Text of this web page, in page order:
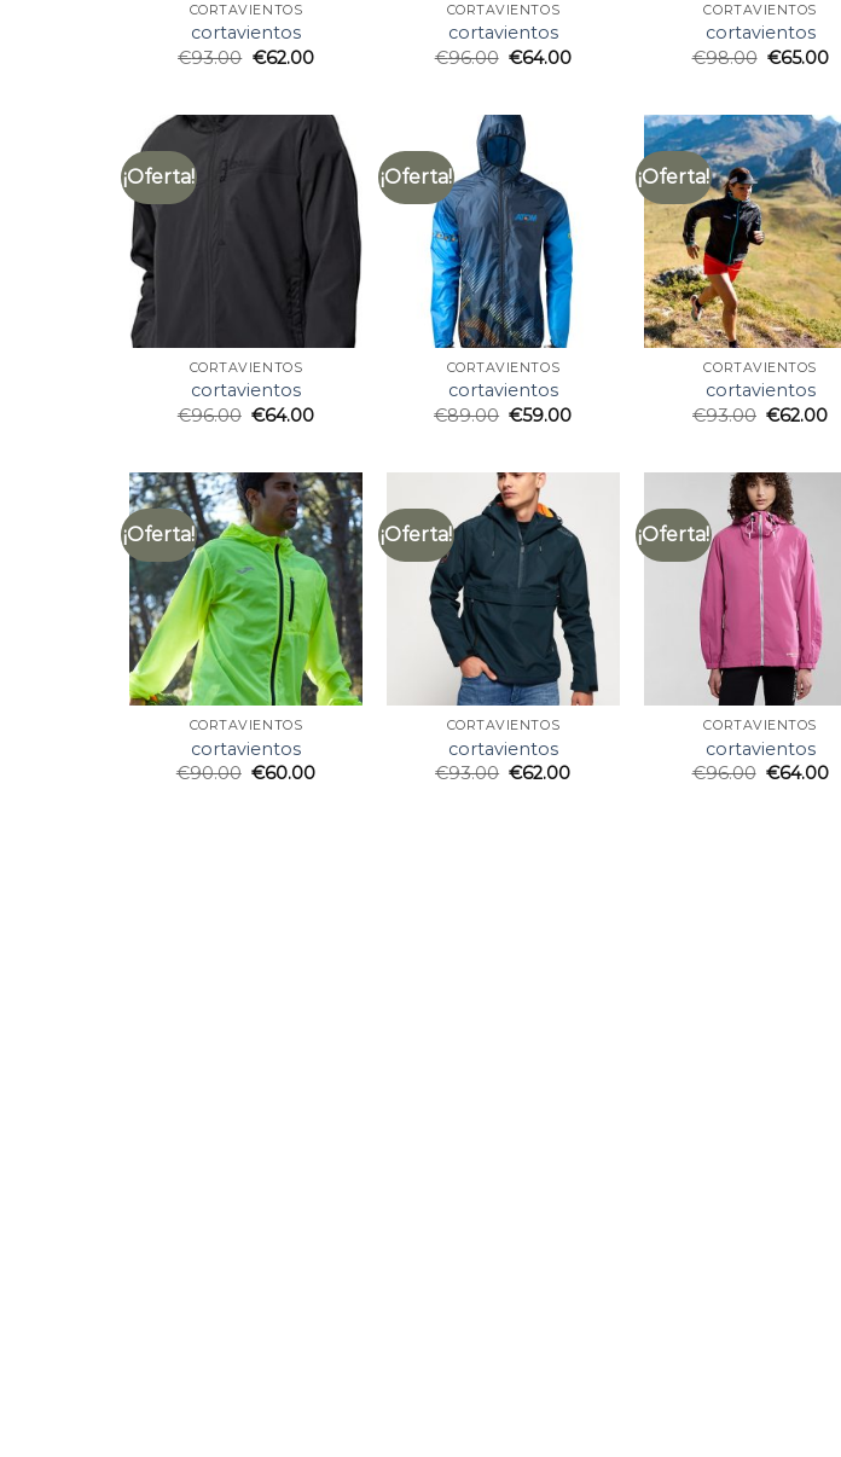
CORTAVIENTOS
cortavientos
€93.00 €62.00
CORTAVIENTOS
cortavientos
€96.00 €64.00
CORTAVIENTOS
cortavientos
€98.00 €65.00
¡Oferta!
CORTAVIENTOS
cortavientos
€96.00 €64.00
¡Oferta!
CORTAVIENTOS
cortavientos
€89.00 €59.00
¡Oferta!
CORTAVIENTOS
cortavientos
€93.00 €62.00
¡Oferta!
CORTAVIENTOS
cortavientos
€90.00 €60.00
¡Oferta!
CORTAVIENTOS
cortavientos
€93.00 €62.00
¡Oferta!
CORTAVIENTOS
cortavientos
€96.00 €64.00